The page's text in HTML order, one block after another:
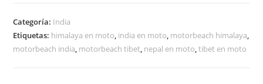
Categoría: India
Etiquetas: himalaya en moto, india en moto, motorbeach himalaya,
motorbeach india, motorbeach tibet, nepal en moto,tibet en moto